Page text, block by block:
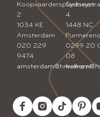
Koopvaardersplantsoen
2
1034 KE
Amsterdam
020 229
9474
amsterdam@hrhome.nl
4
1448 NC
Purmerend
0299 20
08